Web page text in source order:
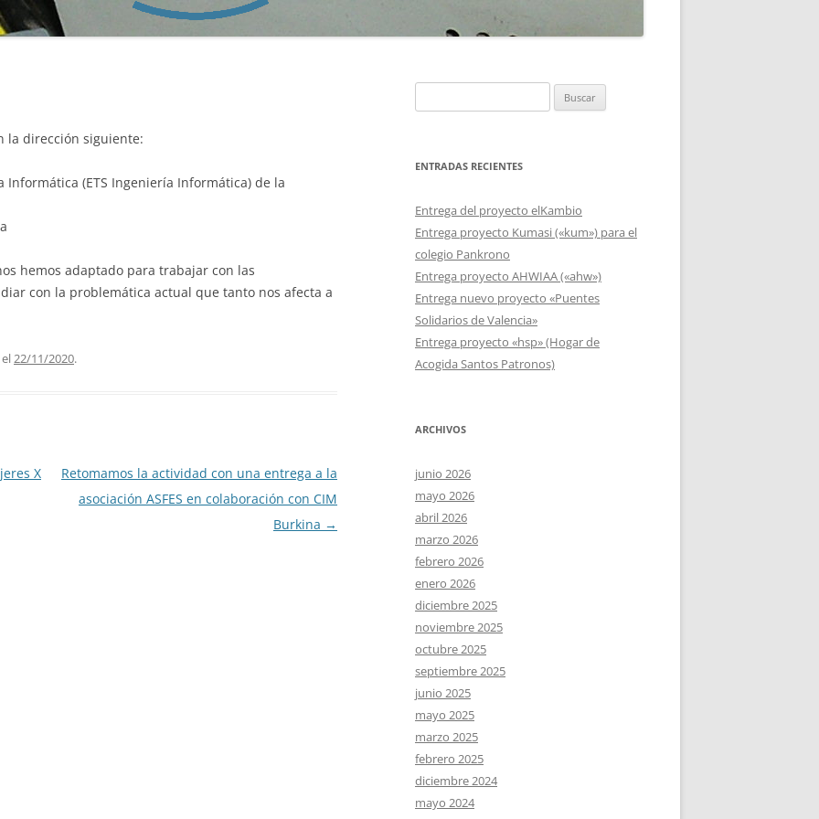
la dirección siguiente:
Informática (ETS Ingeniería Informática) de la
hemos adaptado para trabajar con las
con la problemática actual que tanto nos afecta a
el22/11/2020.
X
Retomamos la actividad con una entrega a la
asociación ASFES en colaboración con CIM
Burkina →
ENTRADAS RECIENTES
Entrega del proyecto elKambio
Entrega proyecto Kumasi («kum») para el
colegio Pankrono
Entrega proyecto AHWIAA («ahw»)
Entrega nuevo proyecto «Puentes
Solidarios de Valencia»
Entrega proyecto «hsp» (Hogar de
Acogida Santos Patronos)
ARCHIVOS
junio 2026
mayo 2026
abril 2026
marzo 2026
febrero 2026
enero 2026
diciembre 2025
noviembre 2025
octubre 2025
septiembre 2025
junio 2025
mayo 2025
marzo 2025
febrero 2025
diciembre 2024
mayo 2024